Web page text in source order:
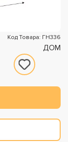
Код Товара: ГН336
ДОМ